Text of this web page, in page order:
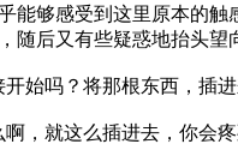
能够感受到这里原本的触
随后又有些疑惑地抬头望
始吗？将那根东西，插
就这么插进去，你会疼